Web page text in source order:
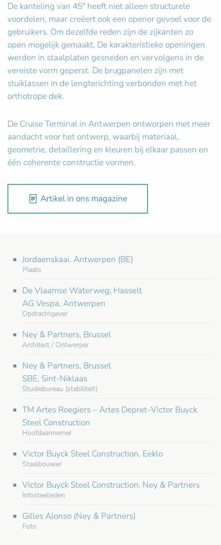
De kanteling van 45° heeft niet alleen structurele
voordelen, maar creëert ook een opener gevoel voor de
gebruikers. Om dezelfde reden zijn de zijkanten zo
open mogelijk gemaakt. De karakteristieke openingen
werden in staalplaten gesneden en vervolgens in de
vereiste vorm geperst. De brugpanelen zijn met
stuiklassen in de lengterichting verbonden met het
orthotrope dek.
De Cruise Terminal in Antwerpen ontworpen met meer
aandacht voor het ontwerp, waarbij materiaal,
geometrie, detaillering en kleuren bij elkaar passen en
één coherente constructie vormen.
Artikel in ons magazine
Jordaenskaai, Antwerpen (BE)
Plaats
De Vlaamse Waterweg, Hasselt
AG Vespa, Antwerpen
Opdrachtgever
Ney & Partners, Brussel
Architect / Ontwerper
Ney & Partners, Brussel
SBE, Sint-Niklaas
Studiebureau (stabiliteit)
TM Artes Roegiers – Artes Depret–Victor Buyck
Steel Construction
Hoofdaannemer
Victor Buyck Steel Construction, Eeklo
Staalbouwer
Victor Buyck Steel Construction, Ney & Partners
Infosteelleden
Gilles Alonso (Ney & Partners)
Foto